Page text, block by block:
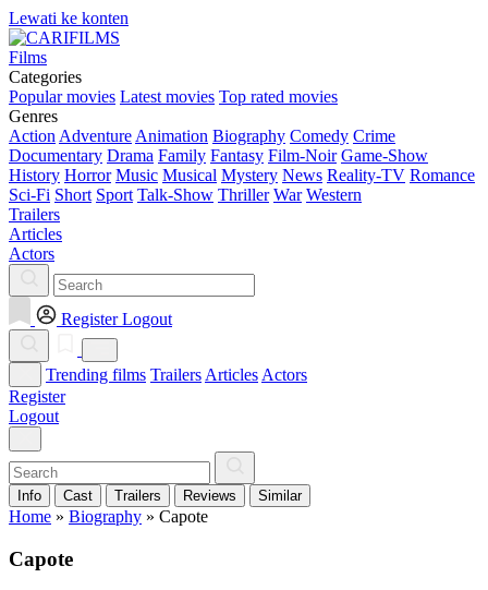
Lewati ke konten
Films
Categories
Popular movies Latest movies Top rated movies
Genres
Action Adventure Animation Biography Comedy Crime
Documentary Drama Family Fantasy Film-Noir Game-Show
History Horror Music Musical Mystery News Reality-TV Romance
Sci-Fi Short Sport Talk-Show Thriller War Western
Trailers
Articles
Actors
Register Logout
Trending films Trailers Articles Actors
Register
Logout
Info Cast Trailers Reviews Similar
Home » Biography » Capote
Capote